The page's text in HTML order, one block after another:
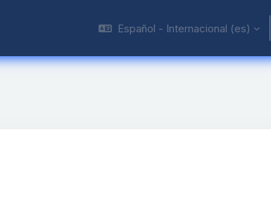
Español - Internacional ‎(es)‎